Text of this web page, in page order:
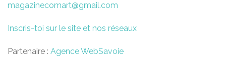
magazinecomart@gmail.com
Inscris-toi sur le site et nos réseaux
Partenaire : Agence WebSavoie